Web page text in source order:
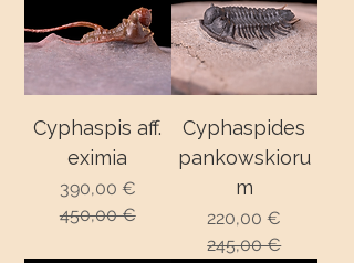
Cyphaspis aff.
eximia
Precio
450,00 €Precio de oferta
390,00 €
Cyphaspides
pankowskioru
m
Precio
245,00 €
Precio de
220,00 €